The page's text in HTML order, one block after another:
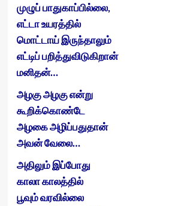
முழுப் பாதுகாப்பில்லை,
எட்டா உயரத்தில்
மொட்டாய் இருந்தாலும்
எட்டிப் பறித்துவிடுகிறான்
மனிதன்…
அழகு அழகு என்று
கூறிக்கொண்டே
அழகை அழிப்பதுதான்
அவன் வேலை…
அதிலும் இப்போது
காலா காலத்தில்
பூவும் வரவில்லை